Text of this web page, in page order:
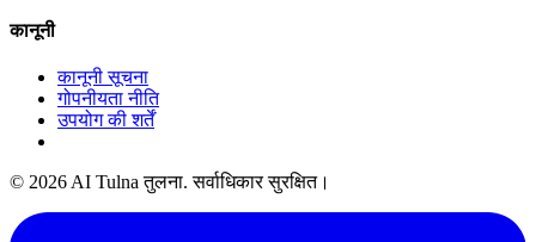
कानूनी
कानूनी सूचना
गोपनीयता नीति
उपयोग की शर्तें
© 2026 AI Tulna तुलना. सर्वाधिकार सुरक्षित।